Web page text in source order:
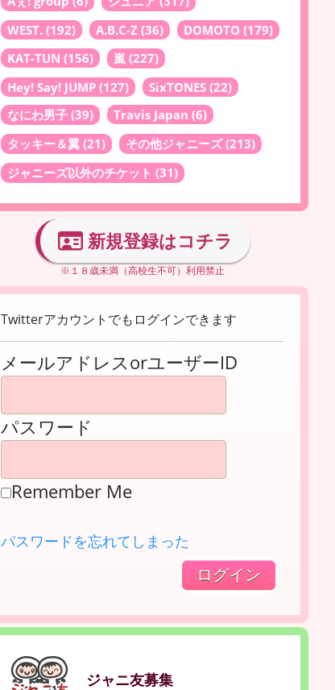
WEST. (192) A.B.C-Z (36) DOMOTO (179)
KAT-TUN (156) 嵐 (227)
Hey! Say! JUMP (127) SixTONES (22)
なにわ男子 (39) Travis Japan (6)
タッキー＆翼 (21) その他ジャニーズ(213)
ジャニーズ以外のチケット (31)
新規登録はコチラ
※１８歳未満（高校生不可）利用禁止
Twitterアカウントでもログインできます
メールアドレスorユーザーID
パスワード
Remember Me
パスワードを忘れてしまった
ジャニ友募集